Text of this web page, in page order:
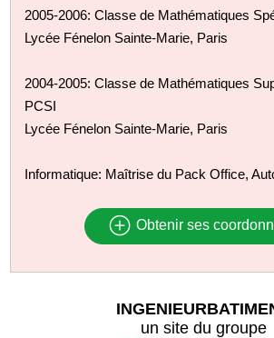
2005-2006: Classe de Mathématiques
Lycée Fénelon Sainte-Marie, Paris
2004-2005: Classe de Mathématiques
PCSI
Lycée Fénelon Sainte-Marie, Paris
Informatique: Maîtrise du Pack Office,
Obtenir ses
un site du groupe